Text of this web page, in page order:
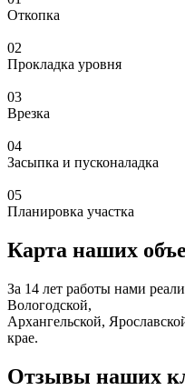
Откопка
02
Прокладка уровня
03
Врезка
04
Засыпка и пусконаладка
05
Планировка участка
Карта наших
За 14 лет работы нами
Вологодской,
Архангельской,
крае.
Отзывы наших